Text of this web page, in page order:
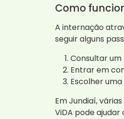
Como
A internação
seguir alguns
Consultar
Entrar em
Escolher
Em Jundiaí,
ViDA pode